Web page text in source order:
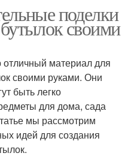
поделки
своими
материал для
своими руками. Они
быть легко
для дома, сада
мы рассмотрим
идей для создания